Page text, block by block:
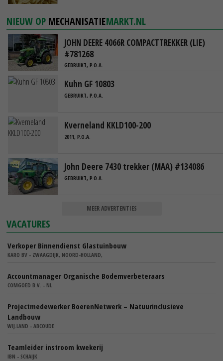
NIEUW OP MECHANISATIEMARKT.NL
JOHN DEERE 4066R COMPACTTREKKER (LIE)
#781268
GEBRUIKT, P.O.A.
Kuhn GF 10803
GEBRUIKT, P.O.A.
Kverneland KKLD100-200
2011, P.O.A.
John Deere 7430 trekker (MAA) #134086
GEBRUIKT, P.O.A.
MEER ADVERTENTIES
VACATURES
Verkoper Binnendienst Glastuinbouw
KARO BV - ZWAAGDIJK, NOORD-HOLLAND,
Accountmanager Organische Bodemverbeteraars
COMGOED B.V. - NL
Projectmedewerker BoerenNetwerk – Natuurinclusieve
Landbouw
WIJ.LAND - ABCOUDE
Teamleider instroom kwekerij
IBN - SCHAIJK